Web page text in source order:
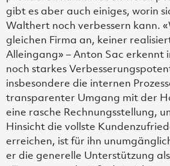
gibt es aber auch einiges, worin
Walthert noch verbessern kann.
gleichen Firma an, keiner
Alleingang» – Anton Sac erkennt
noch starkes
insbesondere die internen
transparenter Umgang mit der
eine rasche Rechnungsstellung,
Hinsicht die vollste
erreichen, ist für ihn
er die generelle Unterstützung